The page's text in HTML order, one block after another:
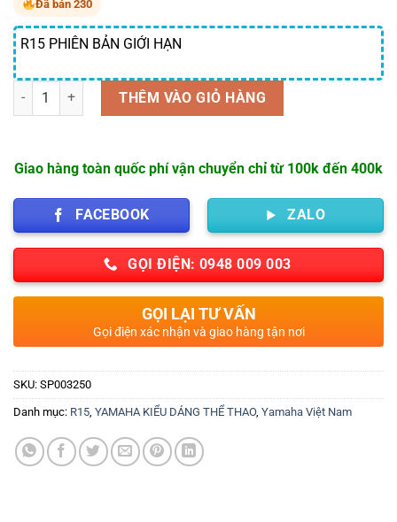
Đã bán 230
R15 PHIÊN BẢN GIỚI HẠN
Số lượng THÊM VÀO GIỎ HÀNG
Giao hàng toàn quốc phí vận chuyển chỉ từ 100k đến 400k
FACEBOOK ZALO
GỌI ĐIỆN: 0948 009 003
GỌI LẠI TƯ VẤN
Gọi điện xác nhận và giao hàng tận nơi
SKU: SP003250
Danh mục: R15, YAMAHA KIỂU DÁNG THỂ THAO, Yamaha Việt Nam